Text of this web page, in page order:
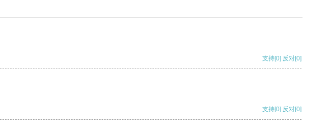
支持[0] 反对[0]
支持[0] 反对[0]